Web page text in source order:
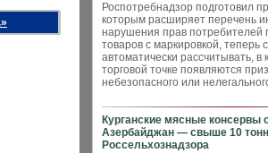
Роспотребнадзор подготовил
которым расширяет перечень
нарушения прав потребителей
товаров с маркировкой, теперь
автоматически рассчитывать, в
торговой точке появляются
небезопасного или
Курганские мясные консервы
Азербайджан — свыше 10
Россельхознадзора